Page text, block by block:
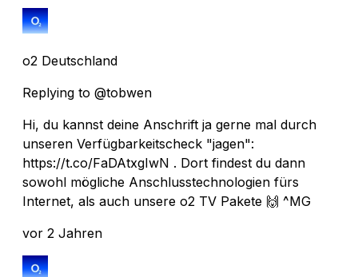
o2 Deutschland
Replying to @tobwen
Hi, du kannst deine Anschrift ja gerne mal durch
unseren Verfügbarkeitscheck "jagen":
https://t.co/FaDAtxgIwN . Dort findest du dann
sowohl mögliche Anschlusstechnologien fürs
Internet, als auch unsere o2 TV Pakete 🙌 ^MG
vor 2 Jahren